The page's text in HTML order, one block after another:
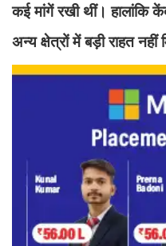
कई मांगें रखी थीं। हालांकि
अन्य क्षेत्रों में बड़ी राहत नहीं